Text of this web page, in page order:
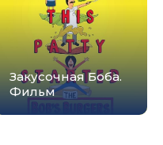
Закусочная Боба.
Фильм